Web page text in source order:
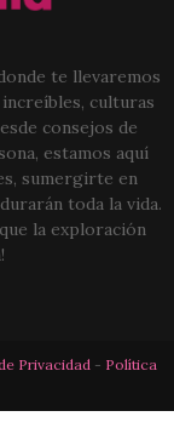
te llevaremos
culturas
consejos de
estamos aquí
sumergirte en
toda la vida.
la exploración
Privacidad - Política